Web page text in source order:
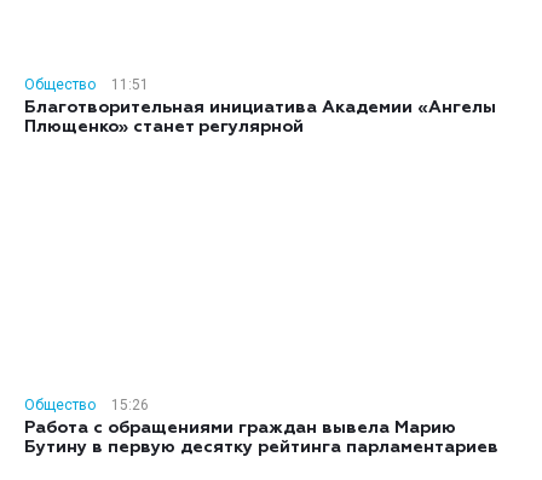
Общество
11:51
Благотворительная инициатива Академии «Ангелы
Плющенко» станет регулярной
Общество
15:26
Работа с обращениями граждан вывела Марию
Бутину в первую десятку рейтинга парламентариев